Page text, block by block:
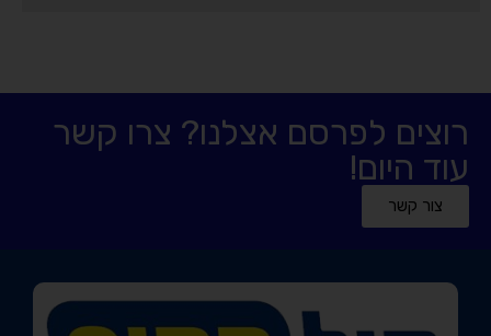
רוצים לפרסם אצלנו? צרו קשר
עוד היום!
צור קשר